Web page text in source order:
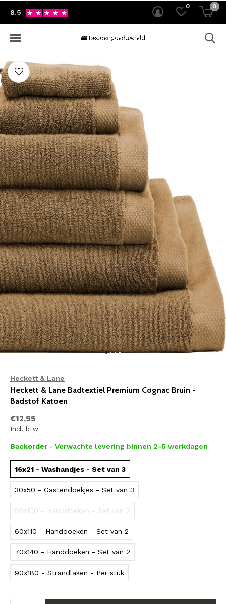
0 0
8.5
Heckett & Lane
Heckett & Lane Badtextiel Premium Cognac Bruin -
Badstof Katoen
€12,95
Incl. btw
Backorder - Verwachte levering binnen 2-5 werkdagen
16x21 - Washandjes - Set van 3
30x50 - Gastendoekjes - Set van 3
50x100 - Handdoeken - Set van 2
60x110 - Handdoeken - Set van 2
70x140 - Handdoeken - Set van 2
90x180 - Strandlaken - Per stuk